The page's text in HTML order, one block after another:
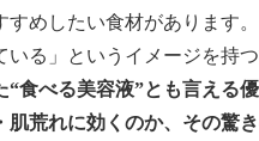
めしたい食材があります
いる」というイメージを持
食べる美容液”とも言える
荒れに効くのか、その驚